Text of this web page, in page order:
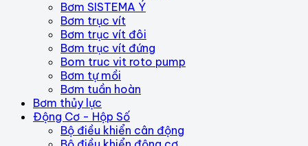
Bơm SISTEMA Ý
Bơm trục vít
Bơm trục vít đôi
Bơm trục vít đứng
Bom truc vit roto pump
Bơm tự mồi
Bơm tuần hoàn
Bơm thủy lực
Động Cơ - Hộp Số
Bộ điều khiển cân động